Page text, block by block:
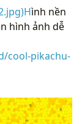
ình nền
hình ảnh dễ
cool-pikachu-